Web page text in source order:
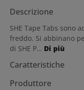
Descrizione
SHE Tape Tabs sono
freddo. Si abbinano
di SHE P… Di più
Caratteristiche
Produttore